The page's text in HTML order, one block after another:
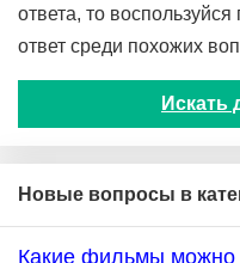
ответа, то
ответ среди похожих
Искать
Новые вопросы в
Какие фильмы можно